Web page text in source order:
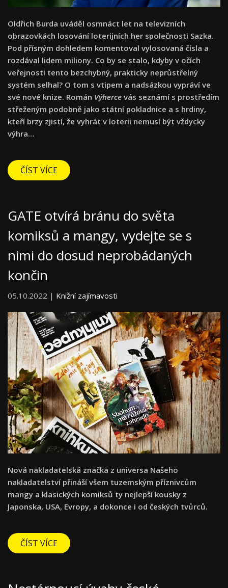
Oldřich Burda uváděl osmnáct let na televizních
obrazovkách losování loterijních her společnosti Sazka.
Pod přísným dohledem komentoval vylosovaná čísla a
rozdával lidem miliony. Co by se stalo, kdyby v očích
veřejnosti tento bezchybný, prakticky neprůstřelný
systém selhal? O tom s vtipem a nadsázkou vypráví ve
své nové knize. Román Výherce vás seznámí s prostředím
střeženým podobně jako státní pokladnice a s hrdiny,
kteří brzy zjistí, že vyhrát v loterii nemusí být vždycky
výhra…
ČÍST VÍCE
GATE otvírá bránu do světa
komiksů a mangy, vydejte se s
nimi do dosud neprobádaných
končin
05.10.2022 | Knižní zajímavosti
Nová nakladatelská značka z universa Našeho
nakladatelství přináší všem tuzemským příznivcům
mangy a klasických komiksů ty nejlepší kousky z
Japonska, USA, Evropy, a dokonce i od českých tvůrců.
ČÍST VÍCE